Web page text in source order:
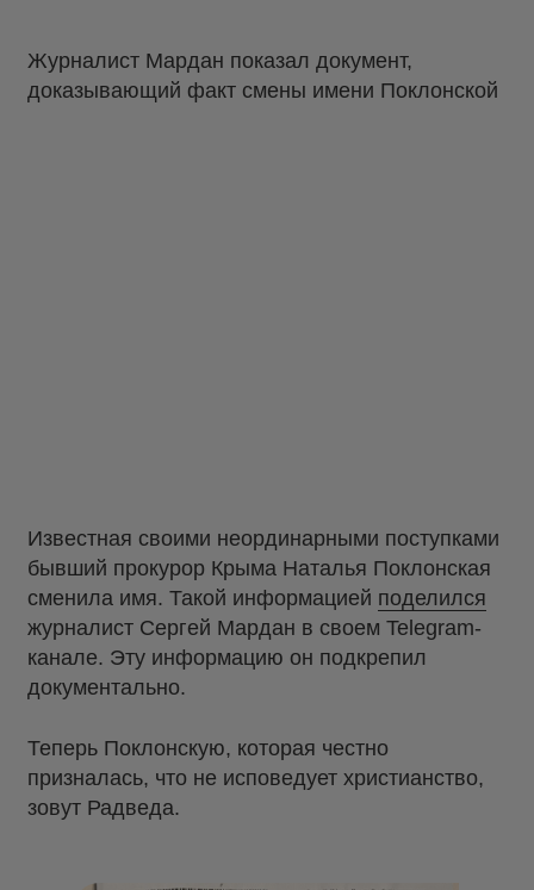
Журналист Мардан показал документ,
доказывающий факт смены имени Поклонской
Известная своими неординарными поступками
бывший прокурор Крыма Наталья Поклонская
сменила имя. Такой информацией поделился
журналист Сергей Мардан в своем Telegram-
канале. Эту информацию он подкрепил
документально.
Теперь Поклонскую, которая честно
призналась, что не исповедует христианство,
зовут Радведа.